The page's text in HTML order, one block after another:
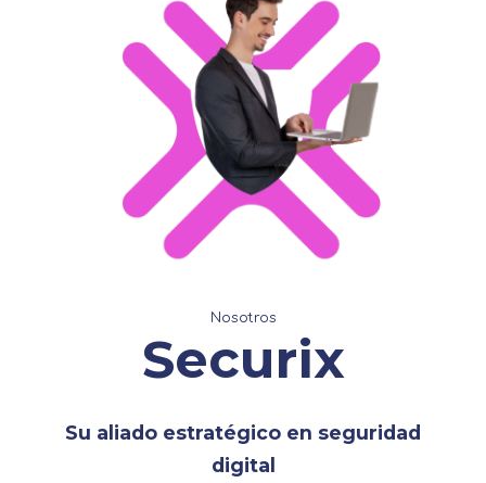
Nosotros
Securix
Su aliado estratégico en seguridad
digital